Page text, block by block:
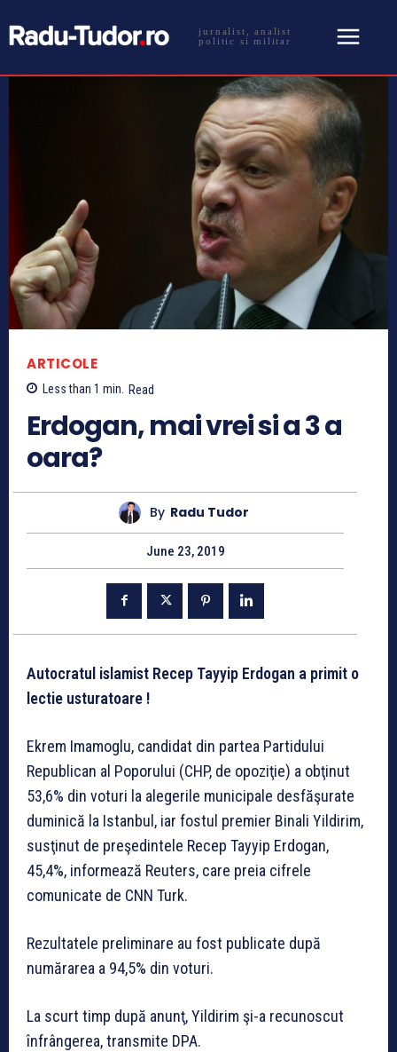
jurnalist, analist
politic si militar
ARTICOLE
Less than 1 min. Read
Erdogan, mai vrei si a 3 a
oara?
By Radu Tudor
June 23, 2019
Autocratul islamist Recep Tayyip Erdogan a primit o
lectie usturatoare !
Ekrem Imamoglu, candidat din partea Partidului
Republican al Poporului (CHP, de opoziţie) a obţinut
53,6% din voturi la alegerile municipale desfăşurate
duminică la Istanbul, iar fostul premier Binali Yildirim,
susţinut de preşedintele Recep Tayyip Erdogan,
45,4%, informează Reuters, care preia cifrele
comunicate de CNN Turk.
Rezultatele preliminare au fost publicate după
numărarea a 94,5% din voturi.
La scurt timp după anunţ, Yildirim şi-a recunoscut
înfrângerea, transmite DPA.